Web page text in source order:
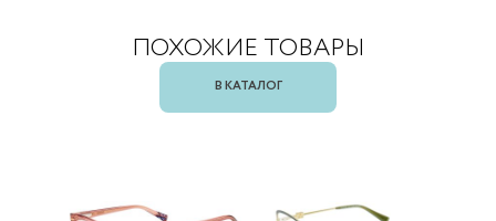
ПОХОЖИЕ ТОВАРЫ
В КАТАЛОГ